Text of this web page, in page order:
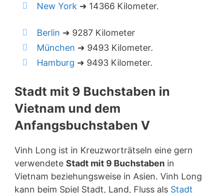
New York ➜ 14366 Kilometer.
Berlin ➜ 9287 Kilometer
München ➜ 9493 Kilometer.
Hamburg ➜ 9493 Kilometer.
Stadt mit 9 Buchstaben in
Vietnam und dem
Anfangsbuchstaben V
Vinh Long ist in Kreuzworträtseln eine gern
verwendete Stadt mit 9 Buchstaben in
Vietnam beziehungsweise in Asien. Vinh Long
kann beim Spiel Stadt, Land, Fluss als Stadt